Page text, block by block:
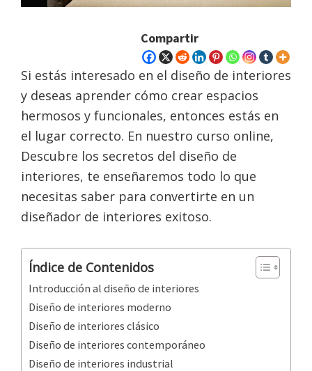
Compartir
Si estás interesado en el diseño de interiores
y deseas aprender cómo crear espacios
hermosos y funcionales, entonces estás en
el lugar correcto. En nuestro curso online,
Descubre los secretos del diseño de
interiores, te enseñaremos todo lo que
necesitas saber para convertirte en un
diseñador de interiores exitoso.
Índice de Contenidos
Introducción al diseño de interiores
Diseño de interiores moderno
Diseño de interiores clásico
Diseño de interiores contemporáneo
Diseño de interiores industrial